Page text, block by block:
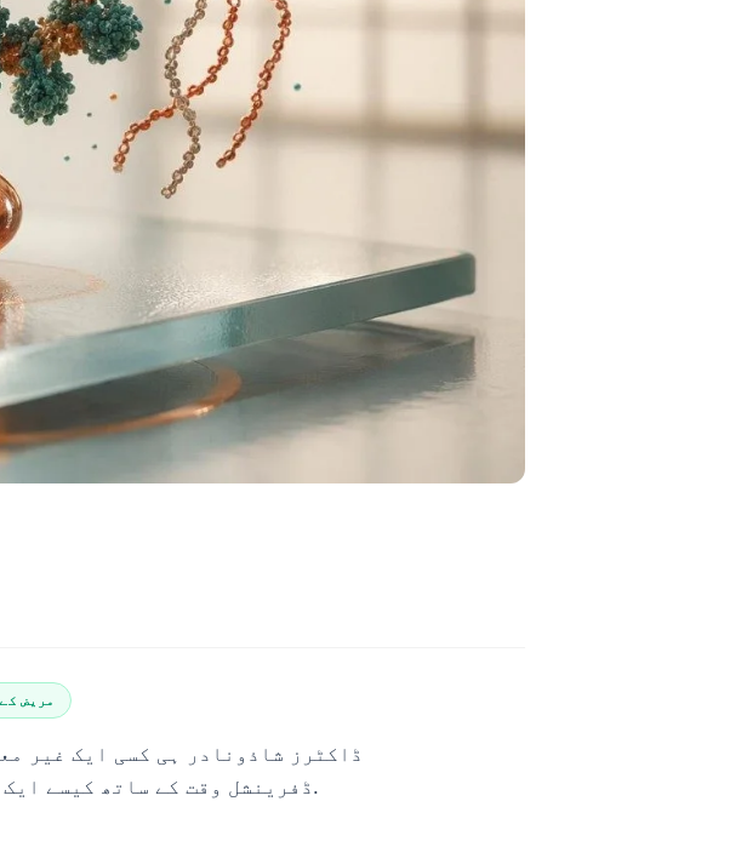
مریض
ڈاکٹرز شاذونادر ہی کسی ایک غیر
کہ پروکالسیٹونن، CRP، اور CBC ڈفرینشل وقت کے ساتھ کیسے ایک ساتھ بدلتے ہیں۔.